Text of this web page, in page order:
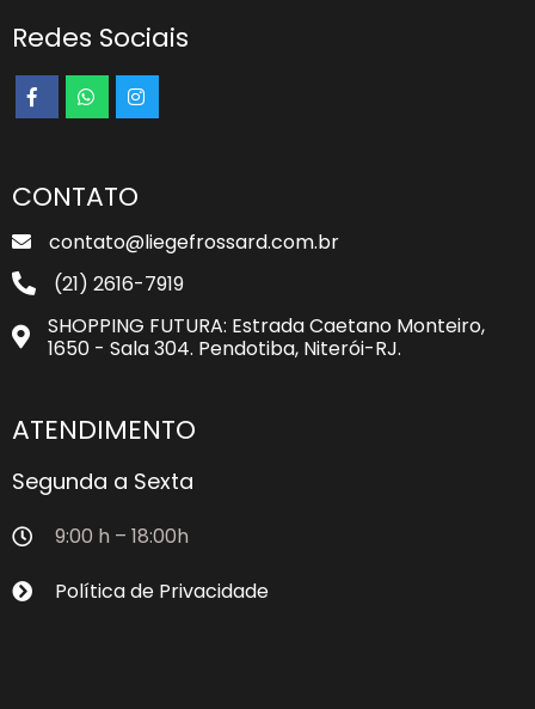
Redes Sociais
CONTATO
contato@liegefrossard.com.br
(21) 2616-7919
SHOPPING FUTURA: Estrada Caetano Monteiro,
1650 - Sala 304. Pendotiba, Niterói-RJ.
ATENDIMENTO
Segunda a Sexta
9:00 h – 18:00h
Política de Privacidade